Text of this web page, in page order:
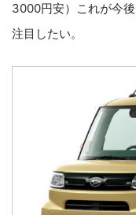
3000円安）これが今
注目したい。